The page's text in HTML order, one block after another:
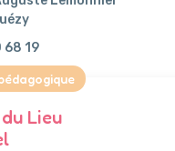
68 19
Lieu